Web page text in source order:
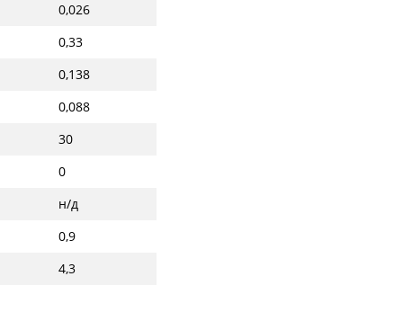
0,026
0,33
0,138
0,088
30
0
н/д
0,9
4,3